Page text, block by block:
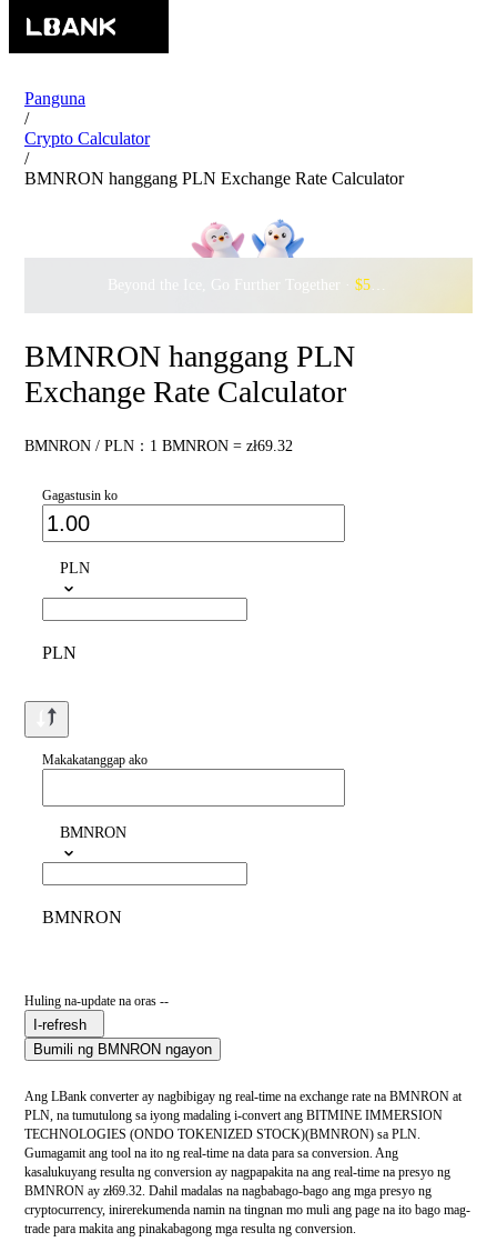
Panguna
/
Crypto Calculator
/
BMNRON hanggang PLN Exchange Rate Calculator
Beyond the Ice, Go Further Together · $500,000
BMNRON hanggang PLN
Exchange Rate Calculator
BMNRON / PLN：1 BMNRON = zł69.32
Gagastusin ko
PLN
PLN
Makakatanggap ako
BMNRON
BMNRON
Huling na-update na oras --
I-refresh
Bumili ng BMNRON ngayon
Ang LBank converter ay nagbibigay ng real-time na exchange rate na BMNRON at
PLN, na tumutulong sa iyong madaling i-convert ang BITMINE IMMERSION
TECHNOLOGIES (ONDO TOKENIZED STOCK)(BMNRON) sa PLN.
Gumagamit ang tool na ito ng real-time na data para sa conversion. Ang
kasalukuyang resulta ng conversion ay nagpapakita na ang real-time na presyo ng
BMNRON ay zł69.32. Dahil madalas na nagbabago-bago ang mga presyo ng
cryptocurrency, inirerekumenda namin na tingnan mo muli ang page na ito bago mag-
trade para makita ang pinakabagong mga resulta ng conversion.